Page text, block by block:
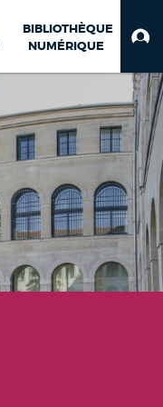
BIBLIOTHÈQUE
NUMÉRIQUE